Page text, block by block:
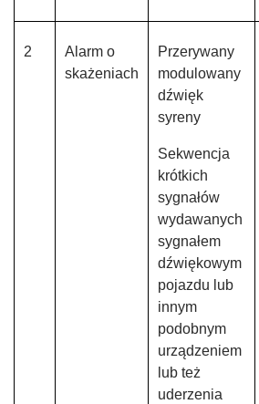
2
Alarm o
skażeniach
Przerywany
modulowany
dźwięk
syreny
Sekwencja
krótkich
sygnałów
wydawanych
sygnałem
dźwiękowym
pojazdu lub
innym
podobnym
urządzeniem
lub też
uderzenia